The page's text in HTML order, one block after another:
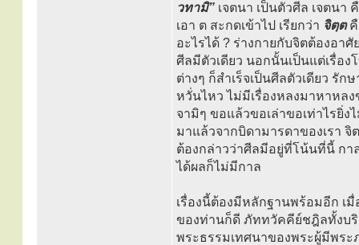
วทามิ” เจตนา เป็นตัวศีล เจตนา
เอา ต สะกดเข้าไป เรียกว่า จิตฺตคื
อะไรได้ ? ร่างกายกับจิตต้องอา
ศีลมีตัวเดียว นอกนั้นเป็นแต่เรื่อ
ต่างๆ ก็สำเร็จเป็นศีลตัวเดียว รั
หวั่นไหว ไม่มีเรื่องหลงมาหาหล
จามิๆ ขอแล้วขอเล่าขอเท่าไรยิ่ง
มาแล้วจากบิดามารดาของเรา
ต้องกล่าวว่าศีลมีอยู่ที่โน้นที่นี้ กา
ได้ผลก็ไม่มีกาล
เรื่องนี้ต้องมีหลักฐานพร้อมอีก เ
ของท่านก็ดี ภัททวัคคีย์ชฎิลทั้งบริ
พระธรรมเทศนาของพระผู้มีพระ